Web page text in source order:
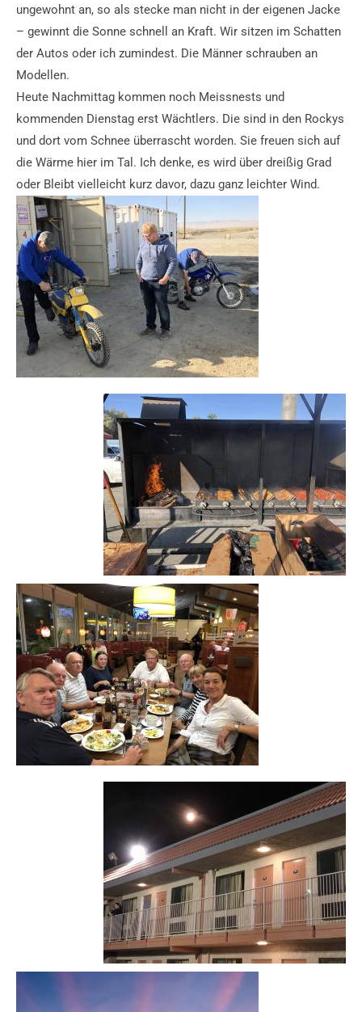
ungewohnt an, so als stecke man nicht in der eigenen Jacke
– gewinnt die Sonne schnell an Kraft. Wir sitzen im Schatten
der Autos oder ich zumindest. Die Männer schrauben an
Modellen.
Heute Nachmittag kommen noch Meissnests und
kommenden Dienstag erst Wächtlers. Die sind in den Rockys
und dort vom Schnee überrascht worden. Sie freuen sich auf
die Wärme hier im Tal. Ich denke, es wird über dreißig Grad
oder Bleibt vielleicht kurz davor, dazu ganz leichter Wind.